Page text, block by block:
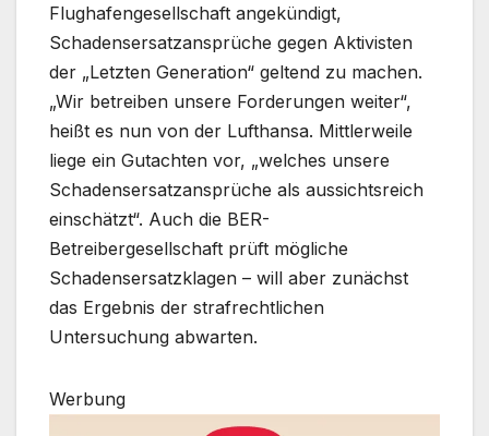
Flughafengesellschaft angekündigt,
Schadensersatzansprüche gegen Aktivisten
der „Letzten Generation“ geltend zu machen.
„Wir betreiben unsere Forderungen weiter“,
heißt es nun von der Lufthansa. Mittlerweile
liege ein Gutachten vor, „welches unsere
Schadensersatzansprüche als aussichtsreich
einschätzt“. Auch die BER-
Betreibergesellschaft prüft mögliche
Schadensersatzklagen – will aber zunächst
das Ergebnis der strafrechtlichen
Untersuchung abwarten.
Werbung